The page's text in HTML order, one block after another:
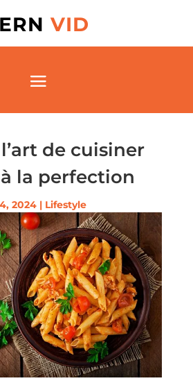
VID
de cuisiner
la perfection
2024| Lifestyle